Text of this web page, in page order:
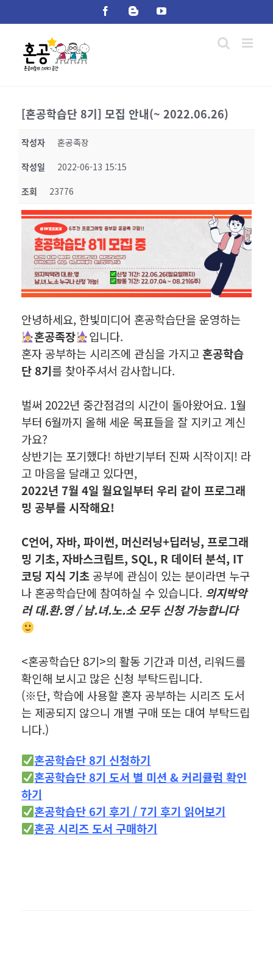
FacebookBloggerYouTube
[혼공학습단 8기] 모집 안내(~ 2022.06.26)
작성자
혼공족장
작성일
2022-06-13 15:15
조회
23776
안녕하세요, 한빛미디어 혼공학습단을 운영하는
혼공족장
입니다.
혼자 공부하는 시리즈에 관심을 가지고혼공학습
단 8기를 찾아주셔서 감사합니다.
벌써 2022년 중간점검의 시간이 돌아왔어요. 1월
부터 6월까지 올해 세운 목표들을 잘 지키고 계신
가요?
상반기는 포기했다! 하반기부터 진짜 시작이지! 라
고 마음을 달래고 있다면,
2022년 7월 4일 월요일부터 우리 같이 프로그래
밍 공부를 시작해요!
C언어, 자바, 파이썬, 머신러닝+딥러닝, 프로그래
밍 기초, 자바스크립트, SQL, R 데이터 분석, IT
코딩 지식 기초공부에 관심이 있는 분이라면 누구
나 혼공학습단에 참여하실 수 있습니다. 의지박악
러 대.환.영 / 남.녀.노.소 모두 신청 가능합니다
<혼공학습단 8기>의 활동 기간과 미션, 리워드를
확인해 보시고 많은 신청 부탁드립니다.
(※단, 학습에 사용할 혼자 공부하는 시리즈 도서
는 제공되지 않으니 개별 구매 또는 대여 부탁드립
니다.)
혼공학습단 8기 신청하기
혼공학습단 8기 도서 별 미션 & 커리큘럼 확인
하기
혼공학습단 6기 후기 / 7기 후기 읽어보기
혼공 시리즈 도서 구매하기